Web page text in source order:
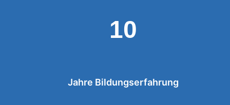
10
Jahre Bildungserfahrung